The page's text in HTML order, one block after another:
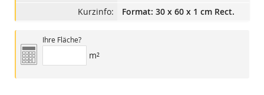
Kurzinfo:
Format: 30 x 60 x 1 cm Rect.
Ihre Fläche?
m²